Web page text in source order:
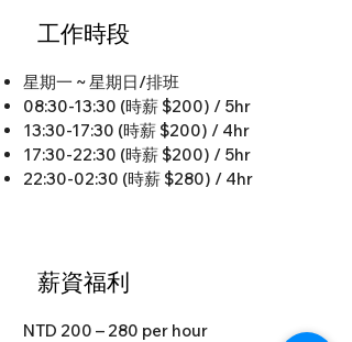
工作時段
星期一 ~ 星期日/排班
08:30-13:30 (時薪 $200) / 5hr
13:30-17:30 (時薪 $200) / 4hr
17:30-22:30 (時薪 $200) / 5hr
22:30-02:30 (時薪 $280) / 4hr
薪資福利
NTD 200 – 280 per hour